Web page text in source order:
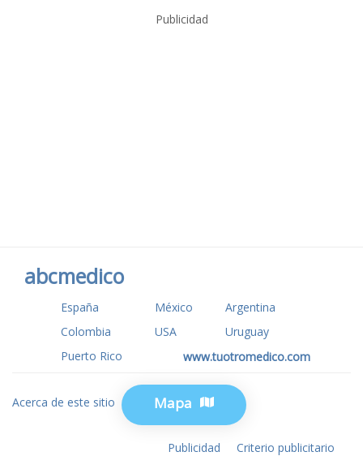
Mapa
Publicidad
abcmedico
España México
Argentina
Colombia
USA
Uruguay
Puerto Rico
www.tuotromedico.com
Acerca de este sitio Privacidad
Publicidad Criterio publicitario